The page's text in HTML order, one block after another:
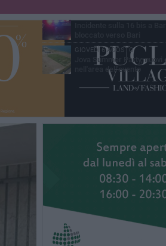
VENERDÌ 7 AGOSTO
GIOVEDÌ 6 AGOSTO
Jova Summer Party, nuovi
nell'area dell'evento